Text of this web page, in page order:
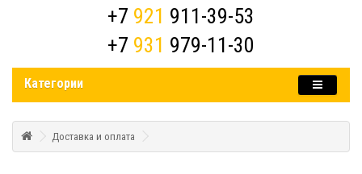
+7 921 911-39-53
+7 931 979-11-30
Категории
Доставка и оплата